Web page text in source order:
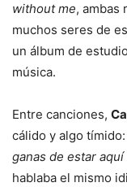
without me, ambas
muchos seres de
un álbum de
música.
Entre canciones,
cálido y algo tímido:
ganas de estar
hablaba el mismo